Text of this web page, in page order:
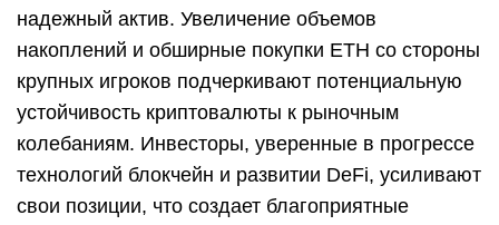
надежный актив. Увеличение объемов
накоплений и обширные покупки ETH со стороны
крупных игроков подчеркивают потенциальную
устойчивость криптовалюты к рыночным
колебаниям. Инвесторы, уверенные в прогрессе
технологий блокчейн и развитии DeFi, усиливают
свои позиции, что создает благоприятные